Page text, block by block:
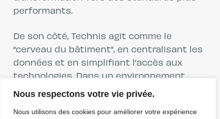
Nous respectons votre vie privée.
Nous utilisons des cookies pour améliorer votre expérience
performants.
De son côté, Technis agit comme le
“cerveau du bâtiment”, en centralisant les
données et en simplifiant l’accès aux
technologies. Dans un environnement
marqué par la multiplication des capteurs,
capacité de centralisation devient